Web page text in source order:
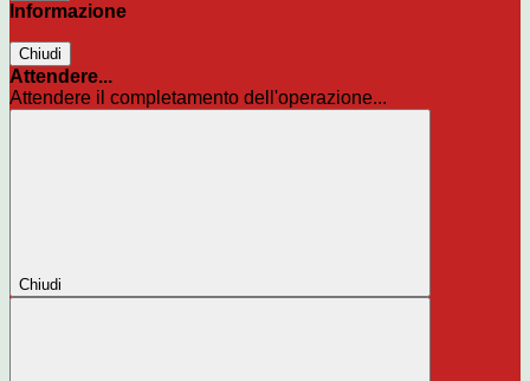
Informazione
Chiudi
Attendere...
Attendere il completamento dell'operazione...
Chiudi